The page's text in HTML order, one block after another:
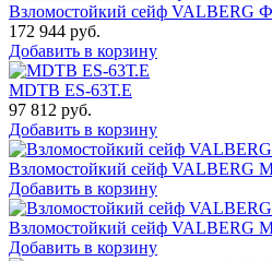
Взломостойкий сейф VALBERG
172 944 руб.
Добавить в корзину
MDTB ES-63Т.Е
97 812 руб.
Добавить в корзину
Взломостойкий сейф VALBERG
Добавить в корзину
Взломостойкий сейф VALBERG
Добавить в корзину